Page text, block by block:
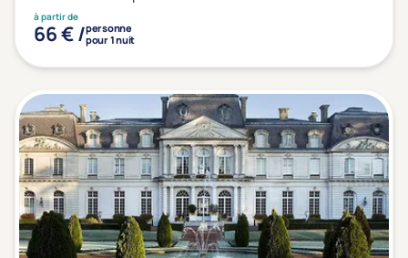
à partir de
66 € /personne
pour 1 nuit